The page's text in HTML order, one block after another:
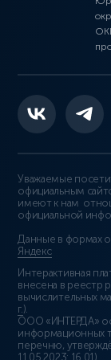
Уважаемые
официальным
имеют к нам
официальной
Данные в формах
Яндекс
Интерактивная
внесена в реестр
вычислительных
г.).
ООО «ИНТЕРДА»
информационных
перечню,
11.05.2023: 16.01)